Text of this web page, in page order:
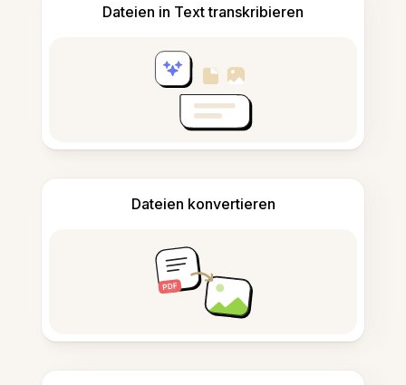
Dateien in Text transkribieren
Dateien konvertieren